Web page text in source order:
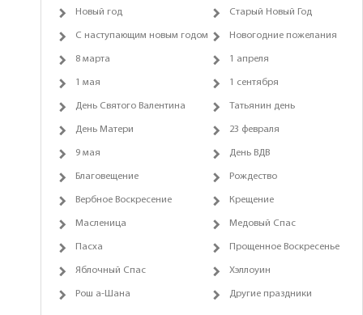
Новый год Старый Новый Год
С наступающим новым годом Новогодние пожелания
8 марта 1 апреля
1 мая 1 сентября
День Святого Валентина Татьянин день
День Матери 23 февраля
9 мая День ВДВ
Благовещение Рождество
Вербное Воскресение Крещение
Масленица Медовый Спас
Пасха Прощенное Воскресенье
Яблочный Спас Хэллоуин
Рош а-Шана Другие праздники